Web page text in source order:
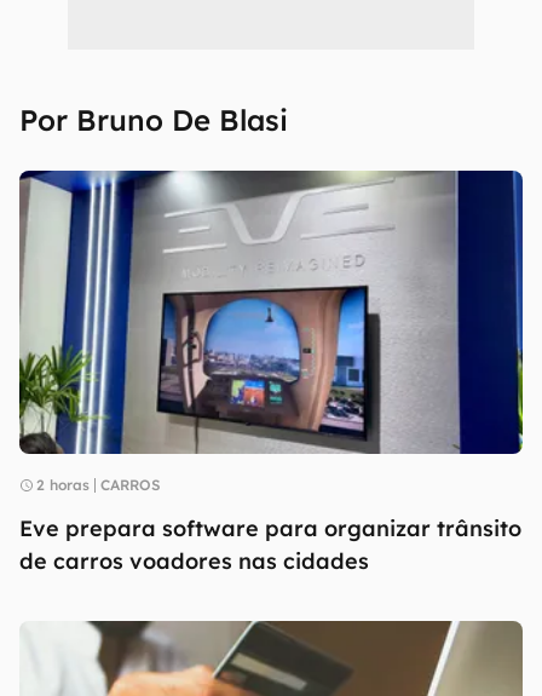
Por Bruno De Blasi
2 horas CARROS
Eve prepara software para organizar trânsito
de carros voadores nas cidades